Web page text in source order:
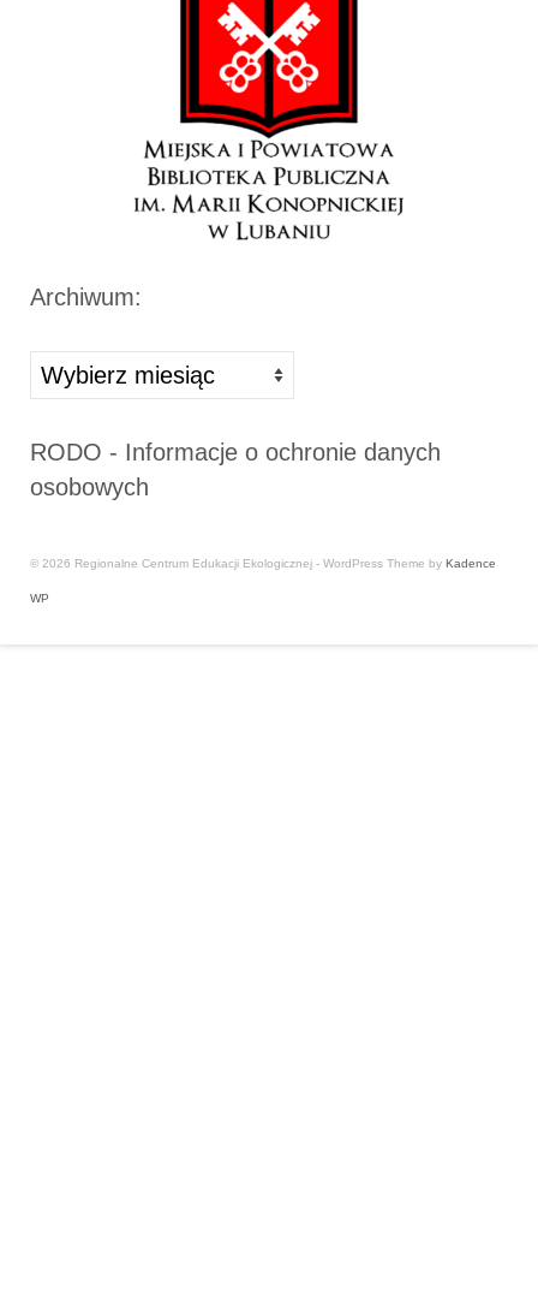
Archiwum:
Archiwa
RODO - Informacje o ochronie danych
osobowych
© 2026 Regionalne Centrum Edukacji Ekologicznej - WordPress Theme by Kadence
WP